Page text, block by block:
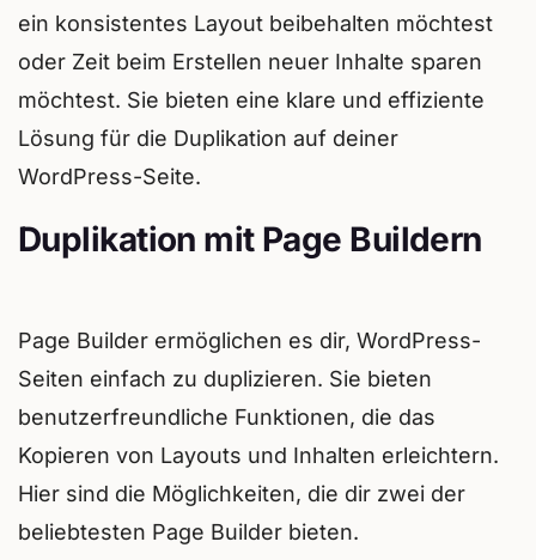
ein konsistentes Layout beibehalten möchtest
oder Zeit beim Erstellen neuer Inhalte sparen
möchtest. Sie bieten eine klare und effiziente
Lösung für die Duplikation auf deiner
WordPress-Seite.
Duplikation mit Page Buildern
Page Builder ermöglichen es dir, WordPress-
Seiten einfach zu duplizieren. Sie bieten
benutzerfreundliche Funktionen, die das
Kopieren von Layouts und Inhalten erleichtern.
Hier sind die Möglichkeiten, die dir zwei der
beliebtesten Page Builder bieten.